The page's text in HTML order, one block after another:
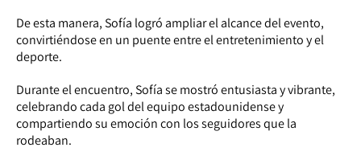
De esta manera, Sofía logró ampliar el alcance del evento,
convirtiéndose en un puente entre el entretenimiento y el
deporte.
Durante el encuentro, Sofía se mostró entusiasta y vibrante,
celebrando cada gol del equipo estadounidense y
compartiendo su emoción con los seguidores que la
rodeaban.